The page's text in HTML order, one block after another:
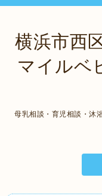
横浜市西
マイルベ
母乳相談・育児相談・沐